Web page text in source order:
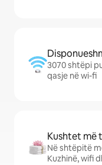
3070 shtëpi
qasje në wi-fi
Kushtet më
Në shtëpitë
Kuzhinë, wifi